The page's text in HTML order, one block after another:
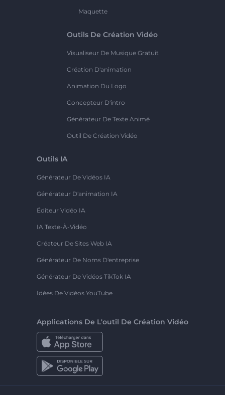
Maquette
Outils De Création Vidéo
Visualiseur De Musique Gratuit
Création D'animation
Animation Du Logo
Concepteur D'intro
Générateur De Texte Animé
Outil De Création Vidéo
Outils IA
Générateur De Vidéos IA
Générateur D'animation IA
Éditeur Vidéo IA
IA Texte-À-Vidéo
Créateur De Sites Web IA
Générateur De Noms D'entreprise
Générateur De Vidéos TikTok IA
Idées De Vidéos YouTube
Applications De L'outil De Création Vidéo